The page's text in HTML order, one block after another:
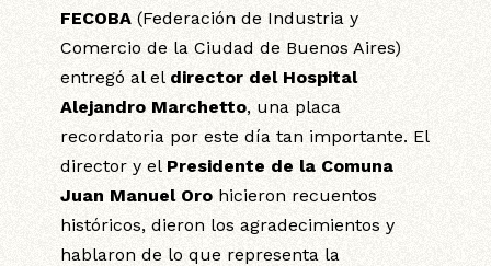
FECOBA (Federación de Industria y
Comercio de la Ciudad de Buenos Aires)
entregó al el director del Hospital
Alejandro Marchetto, una placa
recordatoria por este día tan importante. El
director y el Presidente de la Comuna
Juan Manuel Orohicieron recuentos
históricos, dieron los agradecimientos y
hablaron de lo que representa la